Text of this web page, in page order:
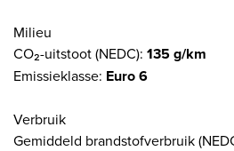
Milieu
CO₂-uitstoot (NEDC): 135 g/km
Emissieklasse: Euro 6
Verbruik
Gemiddeld brandstofverbruik